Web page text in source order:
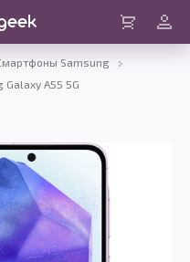
Войти
Samsung
Galaxy A55 5G